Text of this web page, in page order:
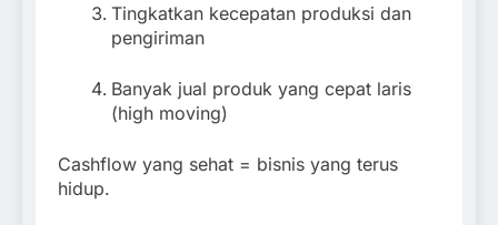
Tingkatkan kecepatan produksi dan
pengiriman
Banyak jual produk yang cepat laris
(high moving)
Cashflow yang sehat = bisnis yang terus
hidup.